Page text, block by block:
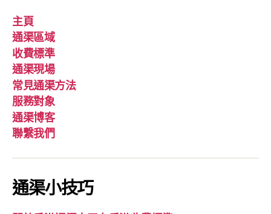
主頁
通渠區域
收費標準
通渠現場
常見通渠方法
服務對象
通渠博客
聯繫我們
通渠小技巧